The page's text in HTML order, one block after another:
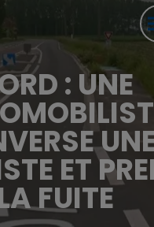
: UNE
ET
FUITE